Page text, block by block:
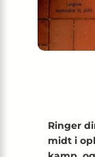
Ringer
midt i